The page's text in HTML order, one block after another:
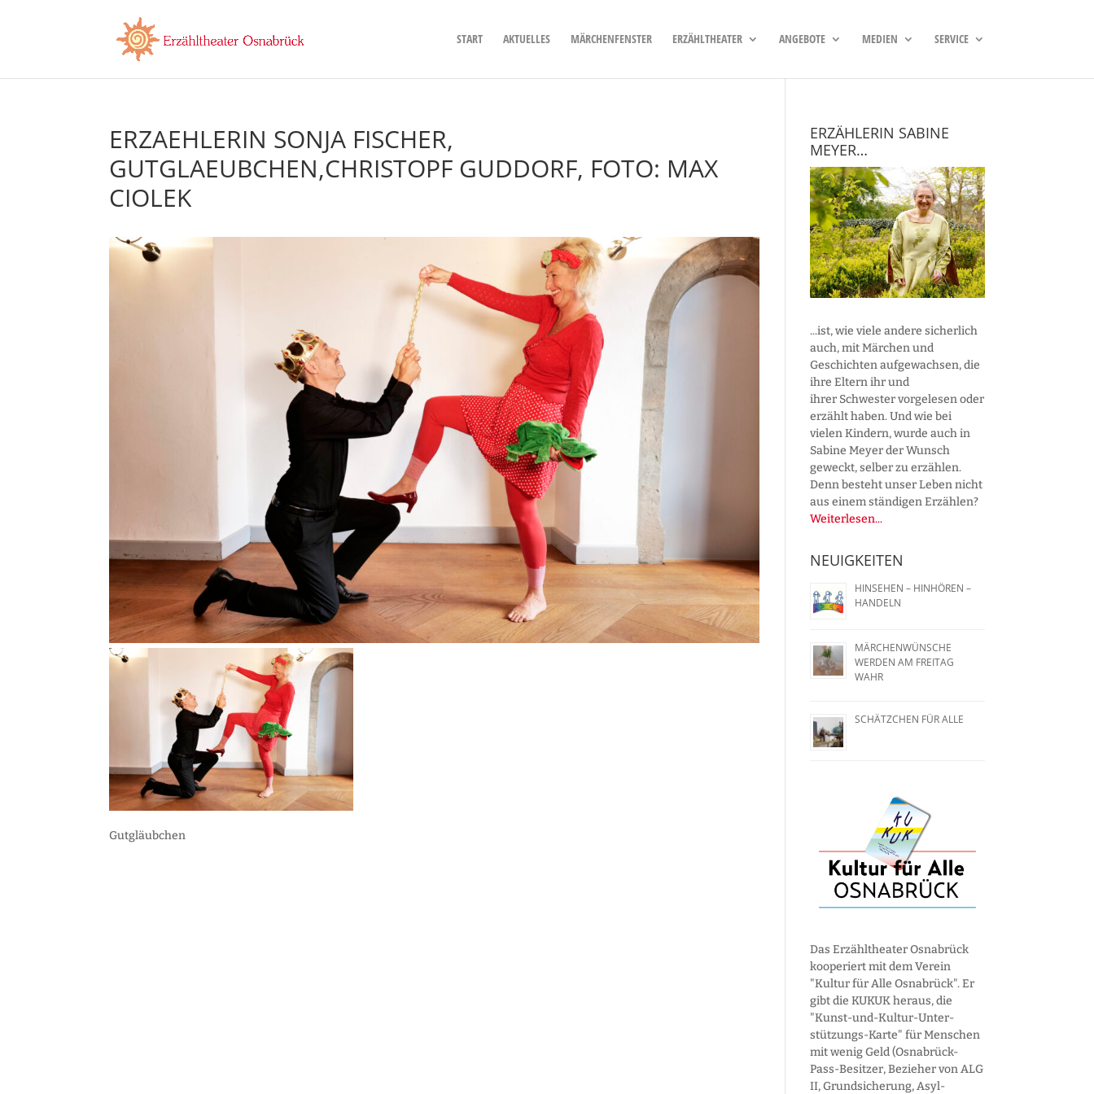
START AKTUELLES MÄRCHENFENSTER ERZÄHLTHEATER ANGEBOTE MEDIEN SERVICE
ERZAEHLERIN SONJA FISCHER,
GUTGLAEUBCHEN,CHRISTOPF GUDDORF, FOTO: MAX
CIOLEK
Gutgläubchen
ERZÄHLERIN SABINE
MEYER…
...ist, wie viele andere sicherlich
auch, mit Märchen und
Geschichten aufgewachsen, die
ihre Eltern ihr und
ihrer Schwester vorgelesen oder
erzählt haben. Und wie bei
vielen Kindern, wurde auch in
Sabine Meyer der Wunsch
geweckt, selber zu erzählen.
Denn besteht unser Leben nicht
aus einem ständigen Erzählen?
Weiterlesen...
NEUIGKEITEN
HINSEHEN – HINHÖREN –
HANDELN
MÄRCHENWÜNSCHE
WERDEN AM FREITAG
WAHR
SCHÄTZCHEN FÜR ALLE
Das Erzähltheater Osnabrück
kooperiert mit dem Verein
"Kultur für Alle Osnabrück". Er
gibt die KUKUK heraus, die
"Kunst-und-Kultur-Unter­
stützungs-Karte" für Menschen
mit wenig Geld (Osnabrück-
Pass-Besitzer, Bezieher von ALG
II, Grund­sicherung, Asyl­